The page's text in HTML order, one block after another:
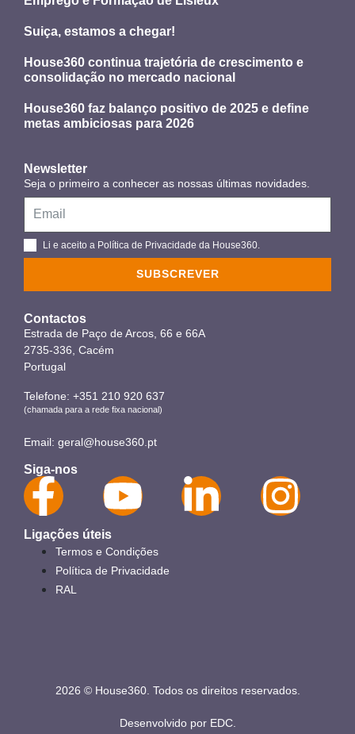
Suiça, estamos a chegar!
House360 continua trajetória de crescimento e
consolidação no mercado nacional
House360 faz balanço positivo de 2025 e define
metas ambiciosas para 2026
Newsletter
Seja o primeiro a conhecer as nossas últimas novidades.
Li e aceito a Política de Privacidade da House360.
SUBSCREVER
Contactos
Estrada de Paço de Arcos, 66 e 66A
2735-336, Cacém
Portugal
Telefone: +351 210 920 637
(chamada para a rede fixa nacional)
Email: geral@house360.pt
Siga-nos
Ligações úteis
Termos e Condições
Política de Privacidade
RAL
2026 © House360. Todos os direitos reservados.
Desenvolvido por EDC.